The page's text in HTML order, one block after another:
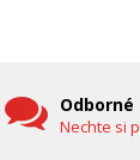
Nechte si